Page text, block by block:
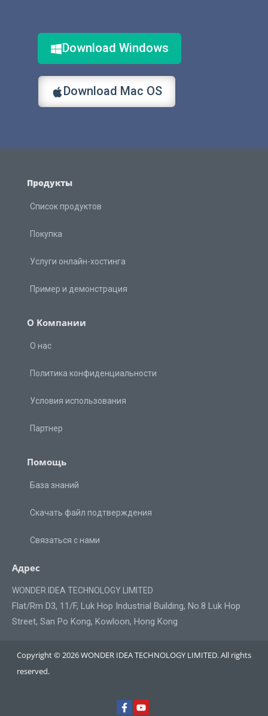
Download Windows
Download Mac OS
Продукты
Список продуктов
Покупка
Услуги онлайн-хостинга
Пример и демонстрация
О Kомпании
О нас
Политика конфиденциальности
Условия использования
Партнер
Помощь
База знаний
Скачать файл подтверждения
Связаться с нами
Адрес
WONDER IDEA TECHNOLOGY LIMITED
Flat/Rm D3, 11/F, Luk Hop Industrial Building, No.8 Luk Hop
Street, San Po Kong, Kowloon, Hong Kong
Copyright © 2026 WONDER IDEA TECHNOLOGY LIMITED. All rights
reserved.